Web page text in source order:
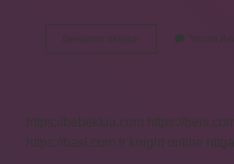
Devamını okuyun
Safeviler
Kimin
Yorum
https://bebekkia.com
https://
https://basi.com.tr
knight online